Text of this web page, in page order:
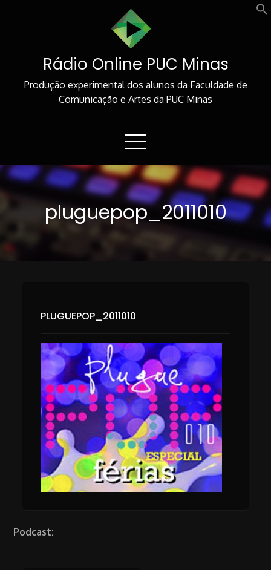
Rádio Online PUC Minas
Produção experimental dos alunos da Faculdade de
Comunicação e Artes da PUC Minas
pluguepop_2011010
PLUGUEPOP_2011010
Podcast: